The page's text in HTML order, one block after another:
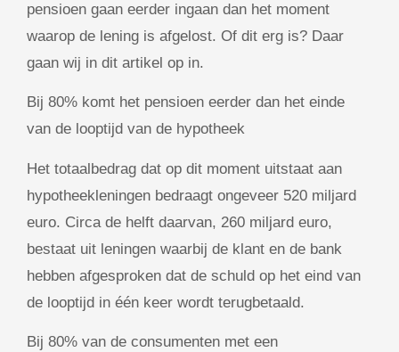
pensioen gaan eerder ingaan dan het moment
waarop de lening is afgelost. Of dit erg is? Daar
gaan wij in dit artikel op in.
Bij 80% komt het pensioen eerder dan het einde
van de looptijd van de hypotheek
Het totaalbedrag dat op dit moment uitstaat aan
hypotheekleningen bedraagt ongeveer 520 miljard
euro. Circa de helft daarvan, 260 miljard euro,
bestaat uit leningen waarbij de klant en de bank
hebben afgesproken dat de schuld op het eind van
de looptijd in één keer wordt terugbetaald.
Bij 80% van de consumenten met een